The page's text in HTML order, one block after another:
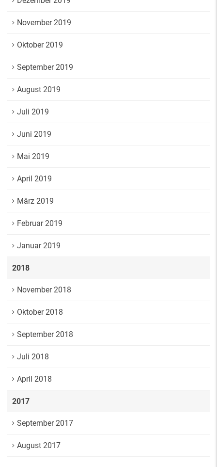
November 2019
Oktober 2019
September 2019
August 2019
Juli 2019
Juni 2019
Mai 2019
April 2019
März 2019
Februar 2019
Januar 2019
2018
November 2018
Oktober 2018
September 2018
Juli 2018
April 2018
2017
September 2017
August 2017